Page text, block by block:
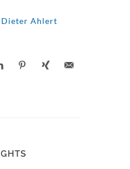
Dieter Ahlert